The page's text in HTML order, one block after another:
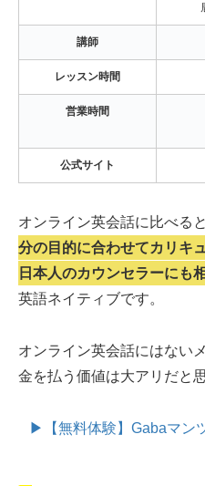
講師
レッスン時間
営業時間
公式サイト
オンライン英会話に比べる
分の目的に合わせてカリキ
日本人のカウンセラーにも
英語ネイティブです。
オンライン英会話にはない
金を払う価値は大アリだと
▶【無料体験】Gabaマン